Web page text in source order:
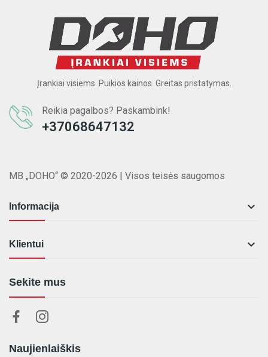
Įrankiai visiems. Puikios kainos. Greitas pristatymas.
Reikia pagalbos? Paskambink!
+37068647132
MB „DOHO“ © 2020-2026 | Visos teisės saugomos
Informacija 
Klientui 
Sekite mus
Naujienlaiškis